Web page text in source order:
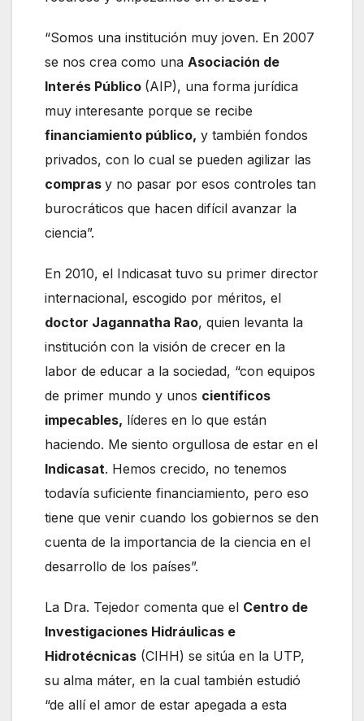
“Somos una institución muy joven. En 2007
se nos crea como una Asociación de
Interés Público (AIP), una forma jurídica
muy interesante porque se recibe
financiamiento público, y también fondos
privados, con lo cual se pueden agilizar las
compras y no pasar por esos controles tan
burocráticos que hacen difícil avanzar la
ciencia”.
En 2010, el Indicasat tuvo su primer director
internacional, escogido por méritos, el
doctor Jagannatha Rao, quien levanta la
institución con la visión de crecer en la
labor de educar a la sociedad, “con equipos
de primer mundo y unos científicos
impecables, líderes en lo que están
haciendo. Me siento orgullosa de estar en el
Indicasat. Hemos crecido, no tenemos
todavía suficiente financiamiento, pero eso
tiene que venir cuando los gobiernos se den
cuenta de la importancia de la ciencia en el
desarrollo de los países”.
La Dra. Tejedor comenta que el Centro de
Investigaciones Hidráulicas e
Hidrotécnicas (CIHH) se sitúa en la UTP,
su alma máter, en la cual también estudió
“de allí el amor de estar apegada a esta